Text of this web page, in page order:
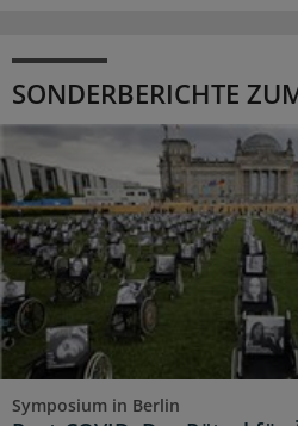
SONDERBERICHTE
Symposium in Berlin